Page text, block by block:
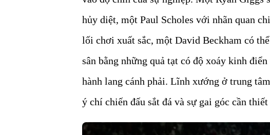
hủy diệt, một Paul Scholes với nhãn quan
lối chơi xuất sắc, một David Beckham có
sân bằng những quả tạt có độ xoáy kinh
hành lang cánh phải. Lĩnh xướng ở trung
ý chí chiến đấu sắt đá và sự gai góc cần